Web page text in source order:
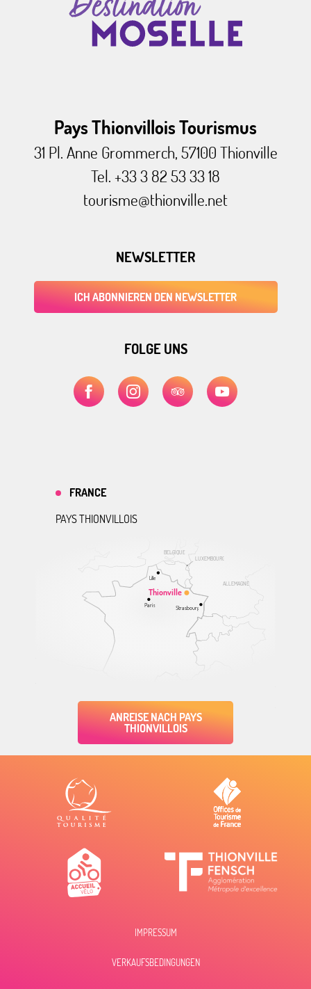
Pays Thionvillois Tourismus
31 Pl. Anne Grommerch, 57100 Thionville
Tel. +33 3 82 53 33 18
tourisme@thionville.net
NEWSLETTER
ICH ABONNIEREN DEN NEWSLETTER
FOLGE UNS
ALLEMAGNE
BELGIQUE
LUXEMBOURG
Thionville
Lille
Paris Strasbourg
FRANCE
PAYS THIONVILLOIS
ANREISE NACH PAYS
THIONVILLOIS
IMPRESSUM
VERKAUFSBEDINGUNGEN